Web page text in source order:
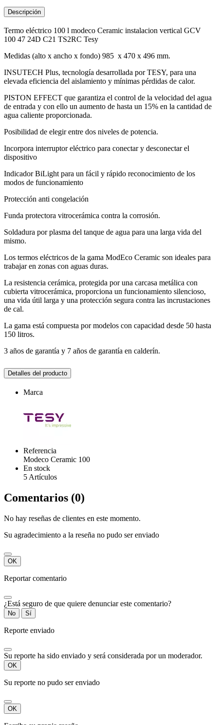
Descripción
Termo eléctrico 100 l modeco Ceramic instalacion vertical GCV
100 47 24D C21 TS2RC Tesy
Medidas (alto x ancho x fondo) 985 x 470 x 496 mm.
INSUTECH Plus, tecnología desarrollada por TESY, para una
elevada eficiencia del aislamiento y mínimas pérdidas de calor.
PISTON EFFECT que garantiza el control de la velocidad del agua
de entrada y con ello un aumento de hasta un 15% en la cantidad de
agua caliente proporcionada.
Posibilidad de elegir entre dos niveles de potencia.
Incorpora interruptor eléctrico para conectar y desconectar el
dispositivo
Indicador BiLight para un fácil y rápido reconocimiento de los
modos de funcionamiento
Protección anti congelación
Funda protectora vitrocerámica contra la corrosión.
Soldadura por plasma del tanque de agua para una larga vida del
mismo.
Los termos eléctricos de la gama ModЕco Ceramic son ideales para
trabajar en zonas con aguas duras.
La resistencia cerámica, protegida por una carcasa metálica con
cubierta vitrocerámica, proporciona un funcionamiento silencioso,
una vida útil larga y una protección segura contra las incrustaciones
de cal.
La gama está compuesta por modelos con capacidad desde 50 hasta
150 litros.
3 años de garantía y 7 años de garantía en calderín.
Detalles del producto
Marca
Referencia
Modeco Ceramic 100
En stock
5 Artículos
Comentarios (0)
No hay reseñas de clientes en este momento.
Su agradecimiento a la reseña no pudo ser enviado
OK
Reportar comentario
¿Está seguro de que quiere denunciar este comentario?
No Sí
Reporte enviado
Su reporte ha sido enviado y será considerada por un moderador.
OK
Su reporte no pudo ser enviado
OK